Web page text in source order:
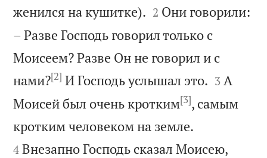
женился на кушитке). 

2 Они говорили:
– Разве Господь говорил только с
Моисеем? Разве Он не говорил и с
нами?[2] И Господь услышал это. 

3 А
Моисей был очень кротким[3], самым
кротким человеком на земле.
4 Внезапно Господь сказал Моисею,